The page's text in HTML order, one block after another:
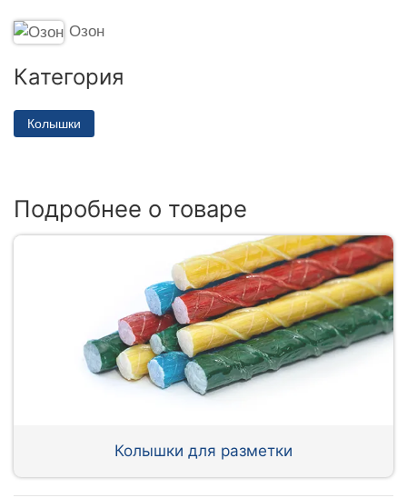
Озон
Категория
Колышки
Подробнее о товаре
Колышки для разметки